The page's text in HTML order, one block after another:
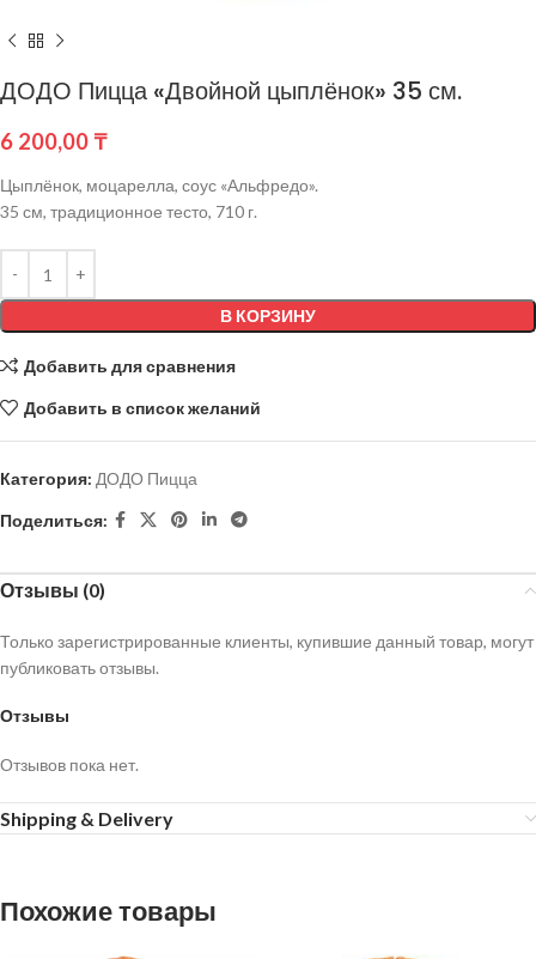
ДОДО Пицца «Двойной цыплёнок» 35 см.
6 200,00 ₸
Цыплёнок, моцарелла, соус «Альфредо».
35 см, традиционное тесто, 710 г.
В КОРЗИНУ
Добавить для сравнения
Добавить в список желаний
Категория: ДОДО Пицца
Поделиться:
Отзывы (0)
Отзывы
Отзывов пока нет.
Только зарегистрированные клиенты, купившие данный товар, могут
публиковать отзывы.
Shipping & Delivery
Похожие товары